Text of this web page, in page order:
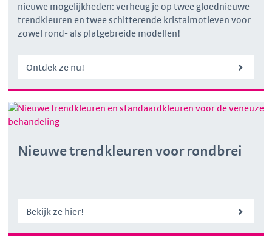
nieuwe mogelijkheden: verheug je op twee gloednieuwe
trendkleuren en twee schitterende kristalmotieven voor
zowel rond- als platgebreide modellen!
Ontdek ze nu!
Nieuwe trendkleuren voor rondbrei
Bekijk ze hier!